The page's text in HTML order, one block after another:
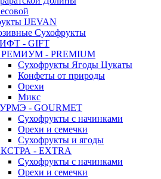
IJEVAN
Сухофрукты
- GIFT
- PREMIUM
Сухофрукты Ягоды Цукаты
Конфеты от природы
Орехи
Микс
- GOURMET
Сухофрукты с начинками
Орехи и семечки
Сухофрукты и ягоды
- EXTRA
Сухофрукты с начинками
Орехи и семечки